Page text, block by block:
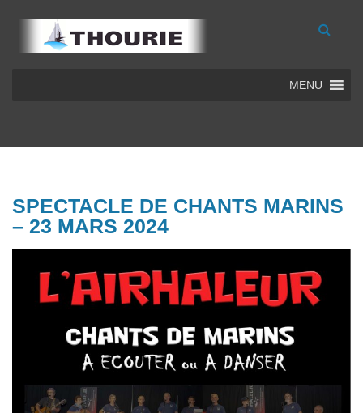
MENU
SPECTACLE DE CHANTS MARINS
– 23 MARS 2024